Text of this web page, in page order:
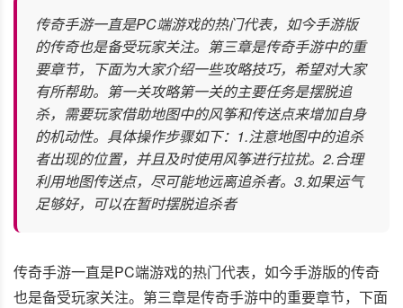
传奇手游一直是PC端游戏的热门代表，如今手游版
的传奇也是备受玩家关注。第三章是传奇手游中的重
要章节，下面为大家介绍一些攻略技巧，希望对大家
有所帮助。第一关攻略第一关的主要任务是摆脱追
杀，需要玩家借助地图中的风筝和传送点来增加自身
的机动性。具体操作步骤如下：1.注意地图中的追杀
者出现的位置，并且及时使用风筝进行拉扰。2.合理
利用地图传送点，尽可能地远离追杀者。3.如果运气
足够好，可以在暂时摆脱追杀者
传奇手游一直是PC端游戏的热门代表，如今手游版的传奇
也是备受玩家关注。第三章是传奇手游中的重要章节，下面